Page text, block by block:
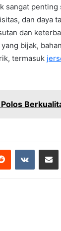
sangat
dan daya
dan
bijak,
termasuk
Reddit